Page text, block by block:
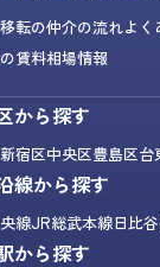
転の仲介の流れよく
賃料相場情報
から探す
新宿区中央区豊島区台
線から探す
線JR総武本線日比
から探す